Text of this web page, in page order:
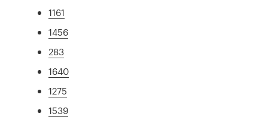
1161
1456
283
1640
1275
1539